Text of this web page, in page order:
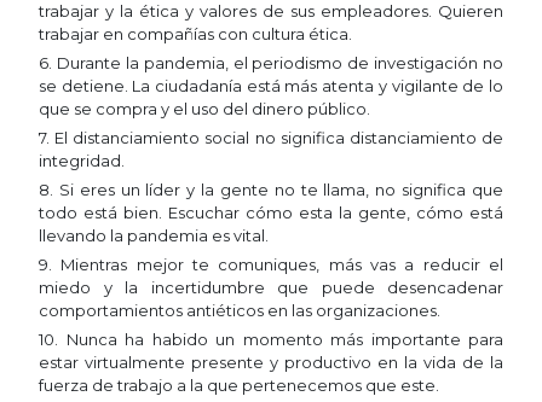
trabajar y la ética y valores de sus empleadores. Quieren
trabajar en compañías con cultura ética.
6. Durante la pandemia, el periodismo de investigación no
se detiene. La ciudadanía está más atenta y vigilante de lo
que se compra y el uso del dinero público.
7. El distanciamiento social no significa distanciamiento de
integridad.
8. Si eres un líder y la gente no te llama, no significa que
todo está bien. Escuchar cómo esta la gente, cómo está
llevando la pandemia es vital.
9. Mientras mejor te comuniques, más vas a reducir el
miedo y la incertidumbre que puede desencadenar
comportamientos antiéticos en las organizaciones.
10. Nunca ha habido un momento más importante para
estar virtualmente presente y productivo en la vida de la
fuerza de trabajo a la que pertenecemos que este.